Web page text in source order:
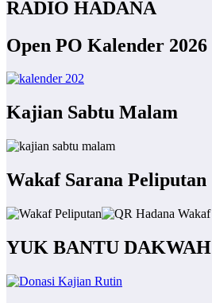
RADIO HADANA
Open PO Kalender 2026
Kajian Sabtu Malam
Wakaf Sarana Peliputan
YUK BANTU DAKWAH